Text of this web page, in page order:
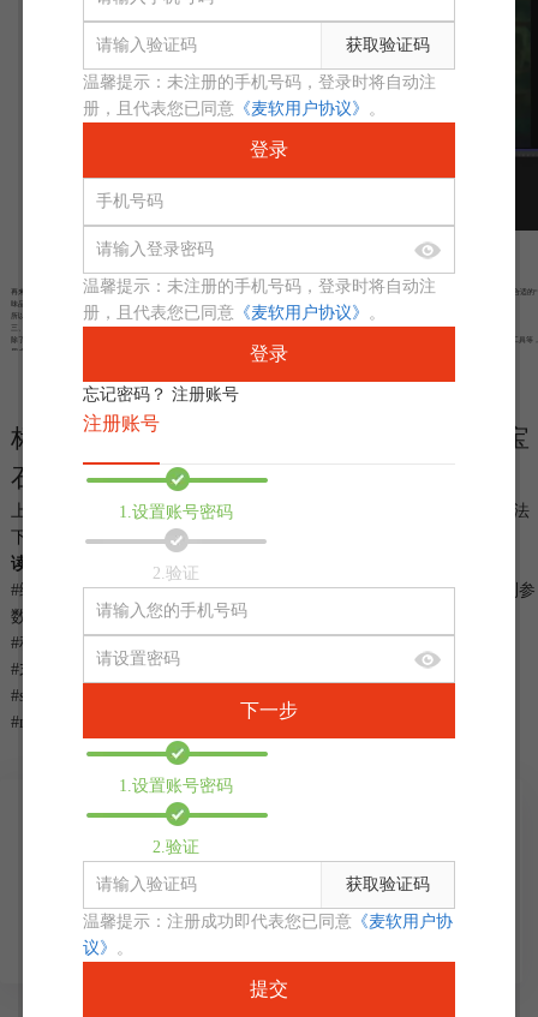
获取验证码
温馨提示：未注册的手机号码，登录时将自动注
册，且代表您已同意 《麦软用户协议》 。
登录
温馨提示：未注册的手机号码，登录时将自动注
册，且代表您已同意 《麦软用户协议》 。
登录
忘记密码？ 注册账号
注册账号
1.设置账号密码
2.验证
下一步
1.设置账号密码
2.验证
获取验证码
温馨提示：注册成功即代表您已同意 《麦软用户协
议》
。
提交
图2：Sapphire插件
再来说说，这个插件还有个超智能的渲染设置功能。想像一下，你只需要搞定一些基本的项目参数设置，然后Sapphire就像一个专业的厨师，自动为你挑选出最合适的
味品”，确保你的“美食”（这里指视频和特效啦）既快速出炉又美味可口。这简直是让你既省时又省力，最重要的是，还能让你的作品看起来像大片一样精致。
所以说，Sapphire插件不仅是个提速达人，还是个质量守护神，让你在数字媒体制作这场马拉松里，轻松冲刺到终点！
三、Sapphire插件的优势
除了GPU加速和智能渲染设置之外，Sapphire插件还具备众多功能和特效，可用于增强和改进数字媒体制作。它拥有强大的预设库、多样的过渡效果、颜色校正工具等
用户提供更多创作的可能性。
图3：Sapphire插件
总的来说，Sapphire插件为创作者提供了一个强大的工具，用于实现精美的镜头光晕效果。无论您是一名电影导演、摄影师，还是视频编辑师，Sapphire都能满足您的需
求，为您的创作增色不少
展开阅读全文
标签：boris fx插件
蓝宝
石sapphire插件使用
上一篇：
如何在Premiere Pro中添加抖动效果：创建抖动效果的2种方法
下一篇：
镜头光晕是什么意思 Sapphire镜头光晕怎么使用
读者也访问过这里:
#绿幕抠像如何处理边缘残留 Boris FX Primatte如何快速调节溢出抑制参
数
#科幻电影里用到的常见特效有哪些 如何用Boris FX做科幻电影特效
#末日片里会用到哪些影视特效 末日影片里的特效都是怎么做的
#sapphire插件怎么安装 Sapphire插件和pr软件可以安装在不同的盘吗
#mocha怎么放大视图？mocha监视窗口怎么放大？
下载试用